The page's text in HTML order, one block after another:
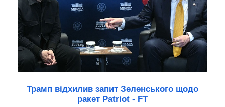
Трамп відхилив запит Зеленського щодо
ракет Patriot - FT